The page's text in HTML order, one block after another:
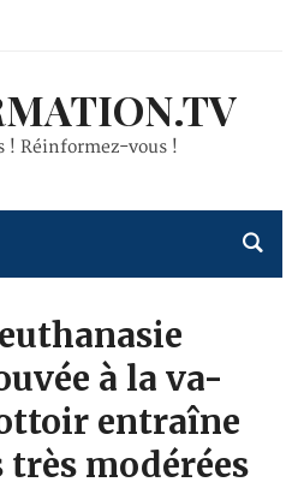
! Réinformez-vous !
à la va-
entraîne
modérées